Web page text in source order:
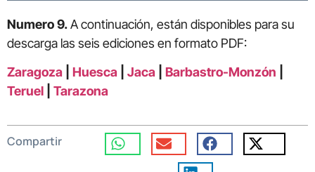
Numero 9.A continuación, están disponibles para su
descarga las seis ediciones en formato PDF:
Zaragoza
Huesca Jaca Barbastro-Monzón
Teruel
Tarazona
Compartir